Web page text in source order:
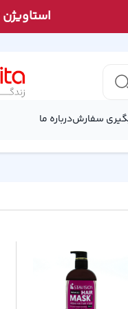
استاويژن
سفارشدرباره ما